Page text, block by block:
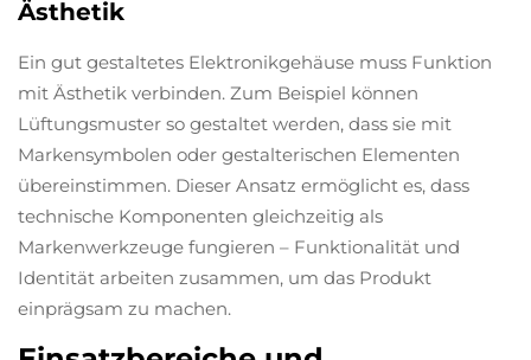
Ästhetik
Ein gut gestaltetes Elektronikgehäuse muss Funktion
mit Ästhetik verbinden. Zum Beispiel können
Lüftungsmuster so gestaltet werden, dass sie mit
Markensymbolen oder gestalterischen Elementen
übereinstimmen. Dieser Ansatz ermöglicht es, dass
technische Komponenten gleichzeitig als
Markenwerkzeuge fungieren – Funktionalität und
Identität arbeiten zusammen, um das Produkt
einprägsam zu machen.